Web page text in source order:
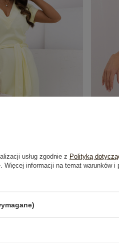
z bawełny RUE PARIS
usług zgodnie z Polityką
Więcej informacji na temat warunków